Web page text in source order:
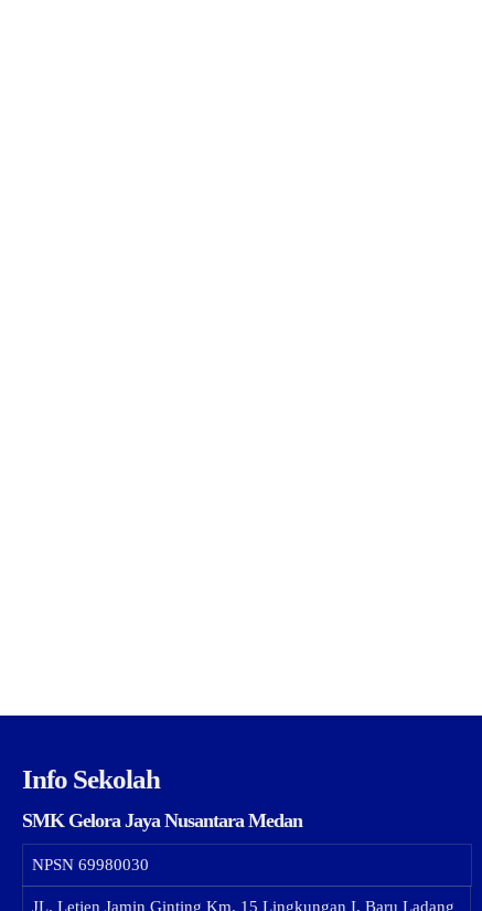
Info Sekolah
SMK Gelora Jaya Nusantara Medan
NPSN 69980030
JL. Letjen Jamin Ginting Km. 15 Lingkungan I, Baru Ladang